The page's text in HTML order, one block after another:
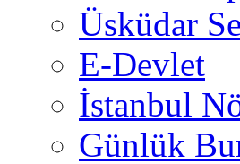
Üsküdar
E-Devlet
İstanbul
Günlük